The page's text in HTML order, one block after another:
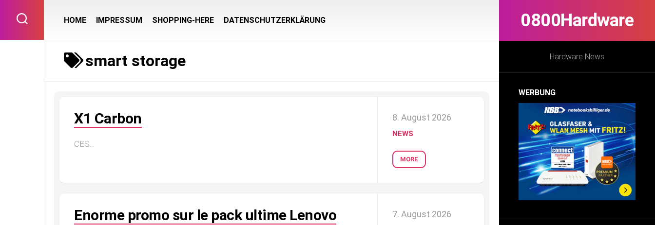
content
0800Hardware
Hardware News
WERBUNG
HOME IMPRESSUM SHOPPING-HERE DATENSCHUTZERKLÄRUNG
smart storage
X1 Carbon
CES...
8. August 2026
NEWS
MORE
Enorme promo sur le pack ultime Lenovo
7. August 2026